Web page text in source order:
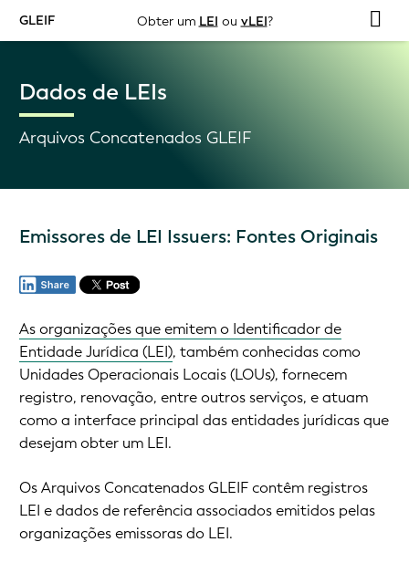
GLEIF Obter um LEI ou vLEI?
Dados de LEIs
Arquivos Concatenados GLEIF
Emissores de LEI Issuers: Fontes Originais
As organizações que emitem o Identificador de
Entidade Jurídica (LEI), também conhecidas como
Unidades Operacionais Locais (LOUs), fornecem
registro, renovação, entre outros serviços, e atuam
como a interface principal das entidades jurídicas que
desejam obter um LEI.
Os Arquivos Concatenados GLEIF contêm registros
LEI e dados de referência associados emitidos pelas
organizações emissoras do LEI.